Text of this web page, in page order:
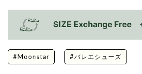
#Moonstar #バレエシューズ